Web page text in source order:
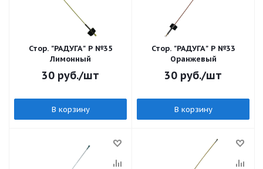
Стор. "РАДУГА" Р №35
Лимонный
30 руб./шт
В корзину
Стор. "РАДУГА" Р №33
Оранжевый
30 руб./шт
В корзину